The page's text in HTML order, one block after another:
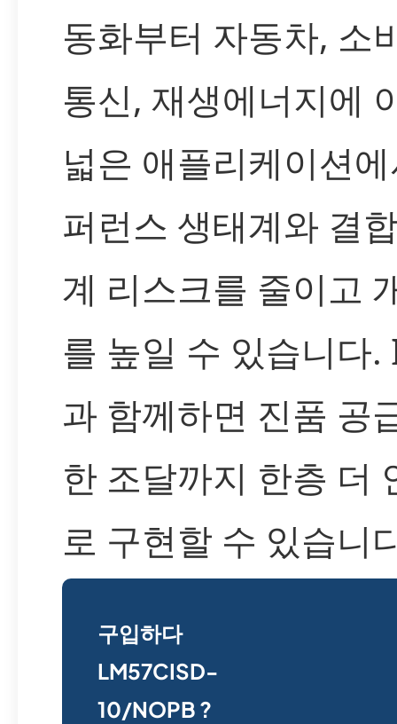
동화부터 자동차, 소
통신, 재생에너지에
넓은 애플리케이션
퍼런스 생태계와 결
계 리스크를 줄이고
를 높일 수 있습니다.
과 함께하면 진품 공
한 조달까지 한층 더
로 구현할 수 있습니
구입하다
LM57CISD-
10/NOPB ?